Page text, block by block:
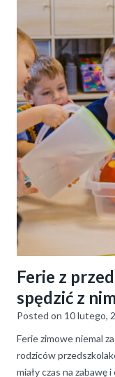
Ferie z
spędzić z
Posted on 10 lutego,
Ferie zimowe niemal
rodziców
miały czas na zabawę